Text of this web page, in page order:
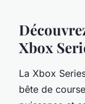
Xbox
La Xbox
bête de